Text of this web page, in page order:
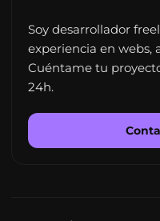
Soy desarrollador
experiencia en webs,
Cuéntame tu
24h.